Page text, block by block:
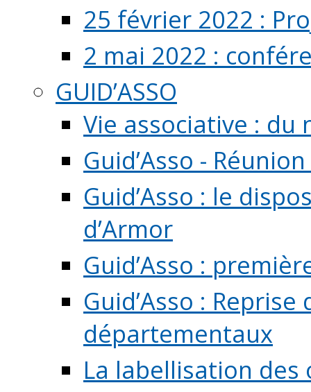
25 février 2022 :
2 mai 2022 :
GUID’ASSO
Vie associative : du
Guid’Asso -
Guid’Asso : le
d’Armor
Guid’Asso :
Guid’Asso :
départementaux
La labellisation